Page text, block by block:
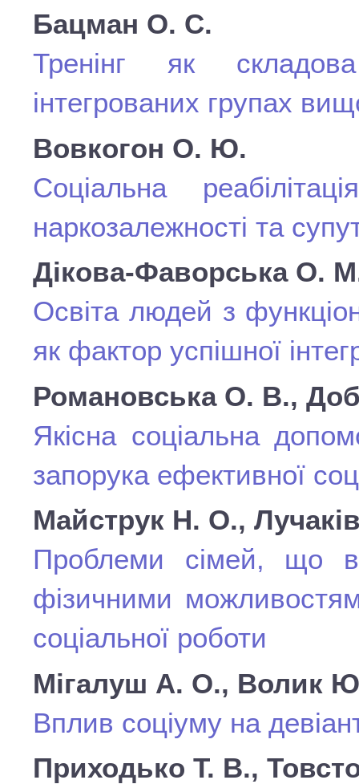
Бацман О. С.
Тренінг як
інтегрованих групах
Вовкогон О. Ю.
Соціальна
наркозалежності та
Дікова-Фаворська О.
Освіта людей з
як фактор успішної
Романовська О. В.,
Якісна соціальна
запорука ефективної
Майструк Н. О.,
Проблеми сімей, що
фізичними
соціальної роботи
Мігалуш А. О., Волик
Вплив соціуму на
Приходько Т. В.,